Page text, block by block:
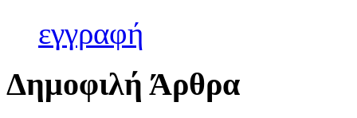
εγγραφή
Δημοφιλή Άρθρα